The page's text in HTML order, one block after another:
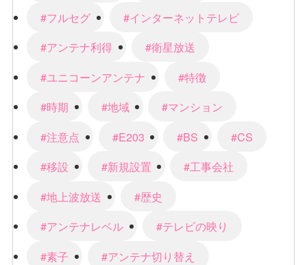
#フルセグ
#インターネットテレビ
#アンテナ利得
#衛星放送
#ユニコーンアンテナ
#特徴
#時期
#地域
#マンション
#注意点
#E203 #BS
#CS
#移設
#新規設置
#工事会社
#地上波放送
#歴史
#アンテナレベル
#テレビの映り
#素子
#アンテナ切り替え